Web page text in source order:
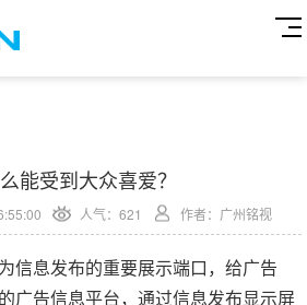
能受到大众喜爱？
人气： 621 作者：广州铭视
息发布的重要展示端口，给广告
广告信息平台，通过信息发布显示屏